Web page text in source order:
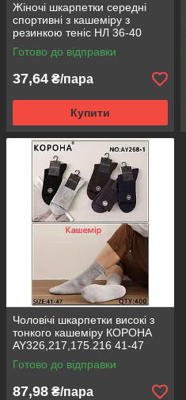
Жіночі шкарпетки середні
спортивні з кашеміру з
резинкою теніс НЛ 36-40
ассорти
Готово до відправки
37,64 ₴/пара
Купити
Чоловічі шкарпетки високі з
тонкого кашеміру КОРОНА
AY326,217,175.216 41-47
асорті AY268-1
Готово до відправки
87,98 ₴/пара